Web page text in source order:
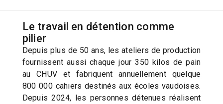
Le travail en détention comme
pilier
Depuis plus de 50 ans, les ateliers de production
fournissent aussi chaque jour 350 kilos de pain
au CHUV et fabriquent annuellement quelque
800 000 cahiers destinés aux écoles vaudoises.
Depuis 2024, les personnes détenues réalisent